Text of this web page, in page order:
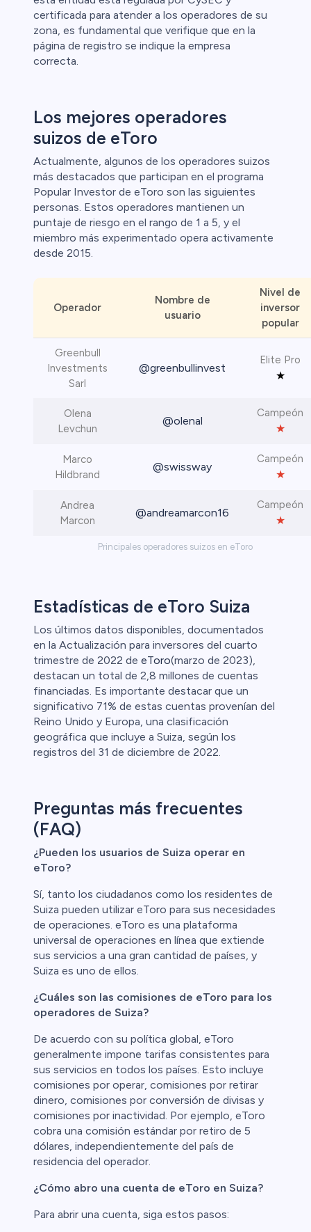
certificada para atender a los operadores de su
zona, es fundamental que verifique que en la
página de registro se indique la empresa
correcta.
Los mejores operadores
suizos de eToro
Actualmente, algunos de los operadores suizos
más destacados que participan en el programa
Popular Investor de eToro son las siguientes
personas. Estos operadores mantienen un
puntaje de riesgo en el rango de 1 a 5, y el
miembro más experimentado opera activamente
desde 2015.
Principales operadores suizos en eToro
Operador
Nombre de
usuario
Nivel de
inversor
popular
Greenbull
Investments
Sarl
@greenbullinvest
Elite Pro
★
Olena
Levchun
@olenal
Campeón
★
Marco
Hildbrand
@swissway
Campeón
★
Andrea
Marcon
@andreamarcon16
Campeón
★
Estadísticas de eToro Suiza
Los últimos datos disponibles, documentados
en la Actualización para inversores del cuarto
trimestre de 2022 de eToro(marzo de 2023),
destacan un total de 2,8 millones de cuentas
financiadas. Es importante destacar que un
significativo 71% de estas cuentas provenían del
Reino Unido y Europa, una clasificación
geográfica que incluye a Suiza, según los
registros del 31 de diciembre de 2022.
Preguntas más frecuentes
(FAQ)
¿Pueden los usuarios de Suiza operar en
eToro?
Sí, tanto los ciudadanos como los residentes de
Suiza pueden utilizar eToro para sus necesidades
de operaciones. eToro es una plataforma
universal de operaciones en línea que extiende
sus servicios a una gran cantidad de países, y
Suiza es uno de ellos.
¿Cuáles son las comisiones de eToro para los
operadores de Suiza?
De acuerdo con su política global, eToro
generalmente impone tarifas consistentes para
sus servicios en todos los países. Esto incluye
comisiones por operar, comisiones por retirar
dinero, comisiones por conversión de divisas y
comisiones por inactividad. Por ejemplo, eToro
cobra una comisión estándar por retiro de 5
dólares, independientemente del país de
residencia del operador.
¿Cómo abro una cuenta de eToro en Suiza?
Para abrir una cuenta, siga estos pasos: